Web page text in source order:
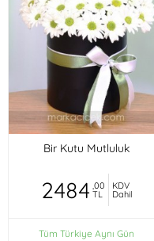
Bir Kutu Mutluluk
2484 ,00
TL
KDV
Dahil
Tüm Türkiye Aynı Gün